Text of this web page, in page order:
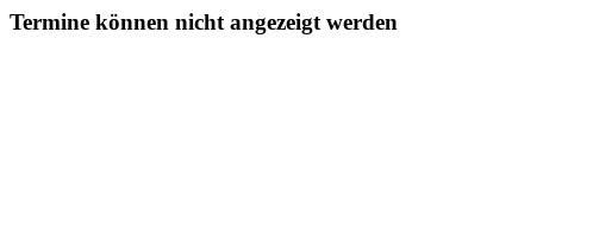
Termine können nicht angezeigt werden